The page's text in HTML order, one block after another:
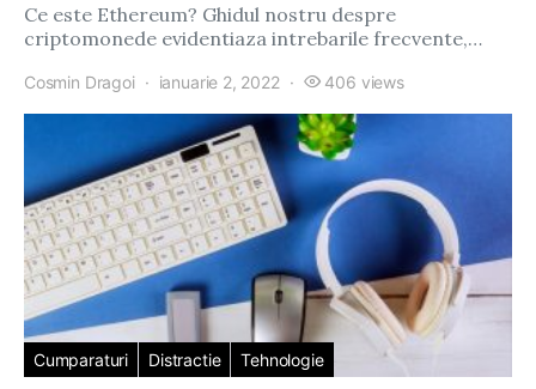
Ce este Ethereum? Ghidul nostru despre
criptomonede evidentiaza intrebarile frecvente,…
Cosmin Dragoi ianuarie 2, 2022 406 views
Cumparaturi Distractie Tehnologie